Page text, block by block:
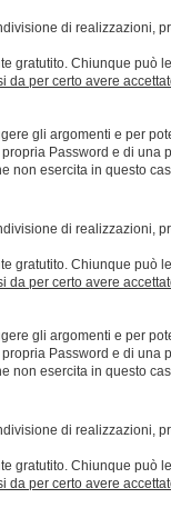
di realizzazioni,
gratutito. Chiunque
da per certo avere
gli argomenti e per
Password e di
non esercita in questo
di realizzazioni,
gratutito. Chiunque
da per certo avere
gli argomenti e per
Password e di
non esercita in questo
di realizzazioni,
gratutito. Chiunque
da per certo avere